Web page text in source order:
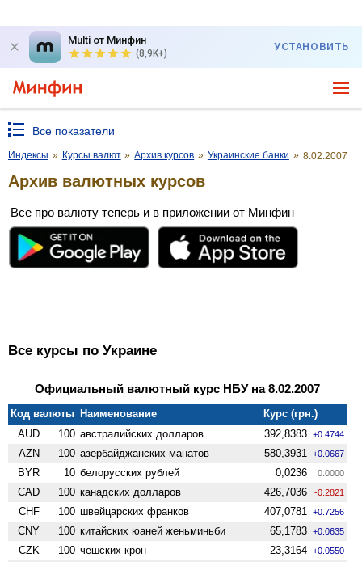
Multi от Минфин
(8,9K+)
УСТАНОВИТЬ
Все показатели
Индексы » Курсы валют » Архив курсов » Украинские банки » 8.02.2007
Архив валютных курсов
Все про валюту теперь и в приложении от Минфин
Все курсы по Украине
Официальный валютный курс НБУ на 8.02.2007
Код валюты Наименование
Курс (грн.)
AUD
100 австралийских долларов 392,8383 +0.4744
AZN 100 азербайджанских манатов 580,3931 +0.0667
BYR 10 белорусских рублей 0,0236 0.0000
CAD 100 канадских долларов 426,7036 -0.2821
CHF 100 швейцарских франков 407,0781 +0.7256
CNY 100 китайских юаней женьминьби 65,1783 +0.0635
CZK 100 чешских крон 23,3164 +0.0550